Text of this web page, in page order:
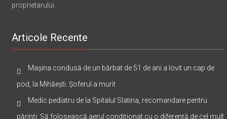
proprietarului.
Articole Recente
Mașina condusă de un bărbat de 51 de ani a lovit un cap de
pod, la Mihăești. Șoferul a murit
Medic pediatru de la Spitalul Slatina, recomandare pentru
părinți: Să folosească aerul condiționat cu o diferență de cel mult